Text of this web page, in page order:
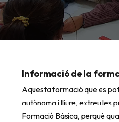
Informació de la
Aquesta formació que es
autònoma i lliure, extreu les
Formació Bàsica, perquè